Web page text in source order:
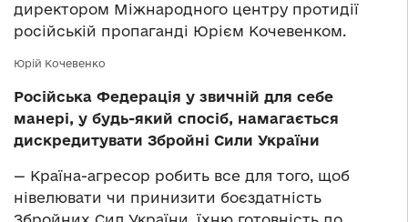
директором Міжнародного центру протидії
російській пропаганді Юрієм Кочевенком.
Юрій Кочевенко
Російська Федерація у звичній для себе
манері, у будь-який спосіб, намагається
дискредитувати Збройні Сили України
— Країна-агресор робить все для того, щоб
нівелювати чи принизити боєздатність